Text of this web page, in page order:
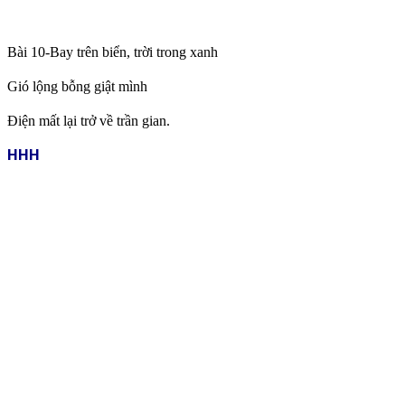
Bài 10-Bay trên biển, trời trong xanh
Gió lộng bỗng giật mình
Điện mất lại trở về trần gian.
HHH